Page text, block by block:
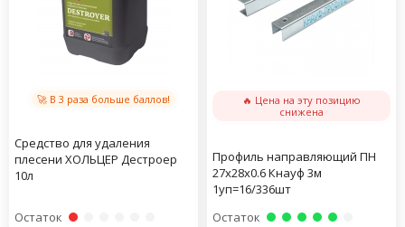
🚀 В 3 раза больше баллов!
Средство для удаления
плесени ХОЛЬЦЕР Дестроер
10л
Остаток
🔥 Цена на эту позицию
снижена
Профиль направляющий ПН
27х28х0.6 Кнауф 3м
1уп=16/336шт
Остаток